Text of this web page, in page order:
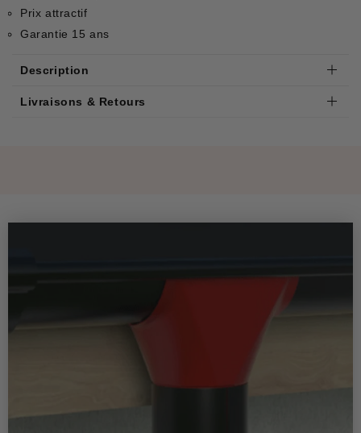
Prix attractif
Garantie 15 ans
Description
Livraisons & Retours